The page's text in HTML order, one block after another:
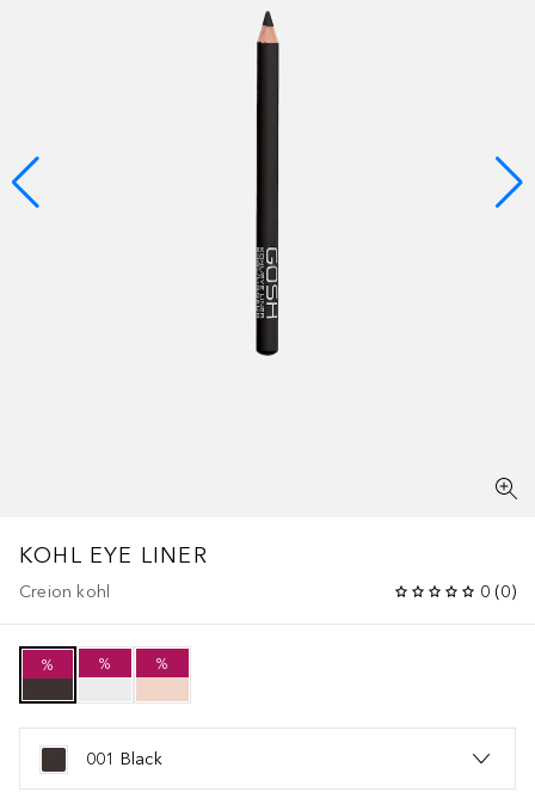
KOHL EYE LINER
Creion kohl 0 (0)
% % %
001 Black